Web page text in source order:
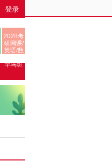
登录
2028考
研网课/
英语/数
早鸟班